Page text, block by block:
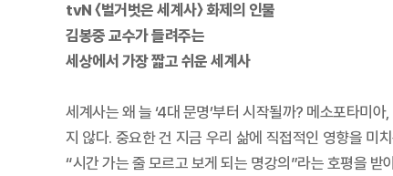
tvN 〈벌거벗은 세계사〉 화제의 인물
김봉중 교수가 들려주는
세상에서 가장 짧고 쉬운 세계사
세계사는 왜 늘 ‘4대 문명’부터 시작될까? 메소포타미
지 않다. 중요한 건 지금 우리 삶에 직접적인 영향을 미
“시간 가는 줄 모르고 보게 되는 명강의”라는 호평을